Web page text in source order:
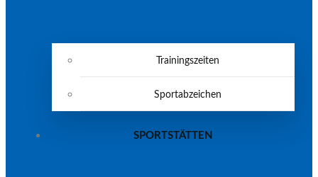
Trainingszeiten
Sportabzeichen
SPORTSTÄTTEN